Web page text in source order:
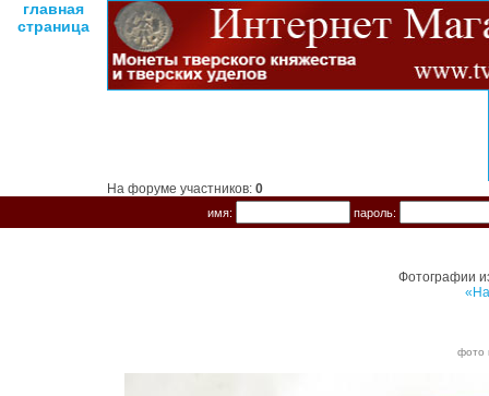
главная
страница
На форуме участников: 0
имя: пароль:
Фотографии
фото